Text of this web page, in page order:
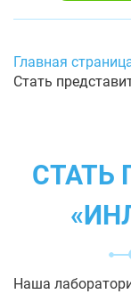
Главная
Стать
СТАТЬ
Наша